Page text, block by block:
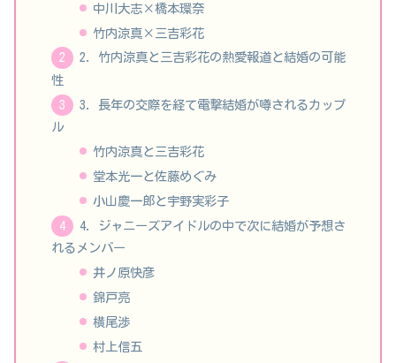
中川大志×橋本環奈
竹内涼真×三吉彩花
2. 竹内涼真と三吉彩花の熱愛報道と結婚の可能
性
3. 長年の交際を経て電撃結婚が噂されるカップ
ル
竹内涼真と三吉彩花
堂本光一と佐藤めぐみ
小山慶一郎と宇野実彩子
4. ジャニーズアイドルの中で次に結婚が予想さ
れるメンバー
井ノ原快彦
錦戸亮
横尾渉
村上信五